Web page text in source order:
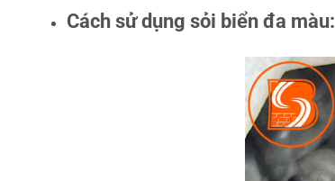
Cách sử dụng sỏi biển đa màu: